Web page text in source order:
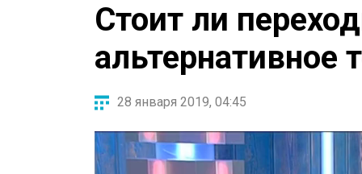
Стоит ли
альтернативное
28 января 2019, 04:45